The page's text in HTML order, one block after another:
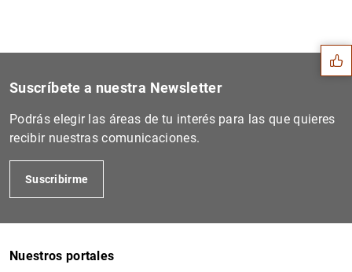
Sugerencias
Suscríbete a nuestra Newsletter
Podrás elegir las áreas de tu interés para las que quieres
recibir nuestras comunicaciones.
Suscribirme
Nuestros portales